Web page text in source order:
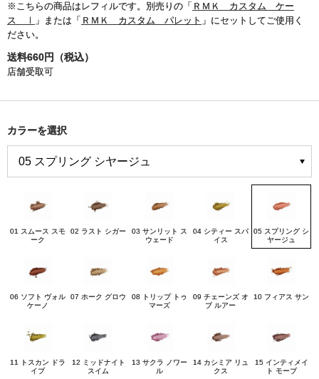
※こちらの商品はレフィルです。別売りの「 ＲＭＫ カスタム ケー
ス Ⅰ
」または「 ＲＭＫ カスタム パレット 」にセットしてご使用く
ださい。
送料660円（税込）
店舗受取可
カラーを選択
01 スムース スモ
ーク
02 ラスト シガー
03 サンリット ス
ウェード
04 シティー スパ
イス
05 スプリング シ
ヤージュ
06 ソフト ヴォル
ケーノ
07 ホーク グロウ
08 トリップ トゥ
マーズ
09 チェーンズ オ
ブ ルアー
10 フィアス サン
11 トスカン ドラ
イブ
12 ミッドナイト
スイム
13 サクラ ノワー
ル
14 カシミア リュ
クス
15 インティメイ
ト モーブ